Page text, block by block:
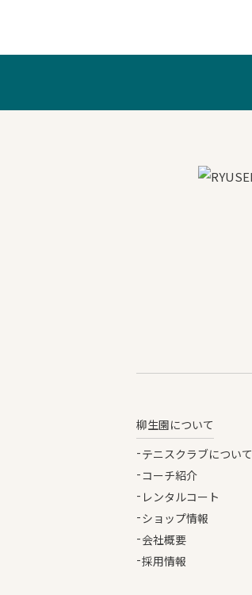
柳生園について
テニスクラブについて
コーチ紹介
レンタルコート
ショップ情報
会社概要
採用情報